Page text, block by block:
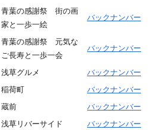
青葉の感謝祭 街の画
家と一歩一絵
バックナンバー
青葉の感謝祭 元気な
ご長寿と一歩一会
バックナンバー
浅草グルメ
バックナンバー
稲荷町
バックナンバー
蔵前
バックナンバー
浅草リバーサイド
バックナンバー